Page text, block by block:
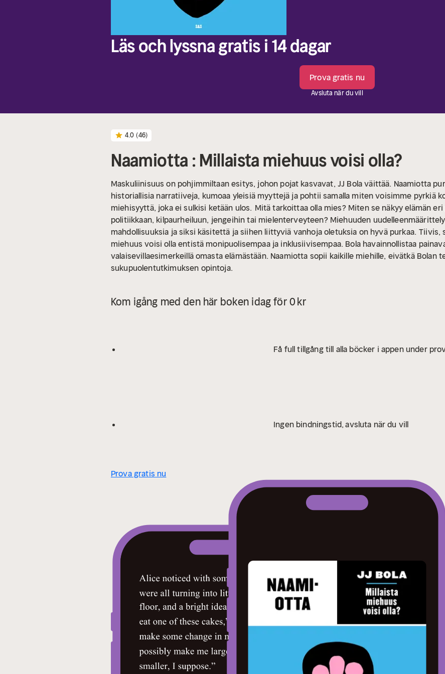
Läs och lyssna gratis i 14 dagar
Prova gratis nu
Avsluta när du vill
4.0 (46)
Naamiotta : Millaista miehuus voisi olla?
Maskuliinisuus on pohjimmiltaan esitys, johon pojat kasvavat, JJ Bola väittää. Naamiotta
historiallisia narratiiveja, kumoaa yleisiä myyttejä ja pohtii samalla miten voisimme pyrkiä
miehisyyttä, joka ei sulkisi ketään ulos. Mitä tarkoittaa olla mies? Miten se näkyy elämän
politiikkaan, kilpaurheiluun, jengeihin tai mielenterveyteen? Miehuuden
mahdollisuuksia ja siksi käsitettä ja siihen liittyviä vanhoja oletuksia on hyvä purkaa. Tiivis,
miehuus voisi olla entistä monipuolisempaa ja inklusiivisempaa. Bola havainnollistaa
valaisevillaesimerkeillä omasta elämästään. Naamiotta sopii kaikille miehille, eivätkä Bolan
sukupuolentutkimuksen opintoja.
Kom igång med den här boken idag för 0 kr
Få full tillgång till alla böcker i appen under
Ingen bindningstid, avsluta när du vill
Prova gratis nu